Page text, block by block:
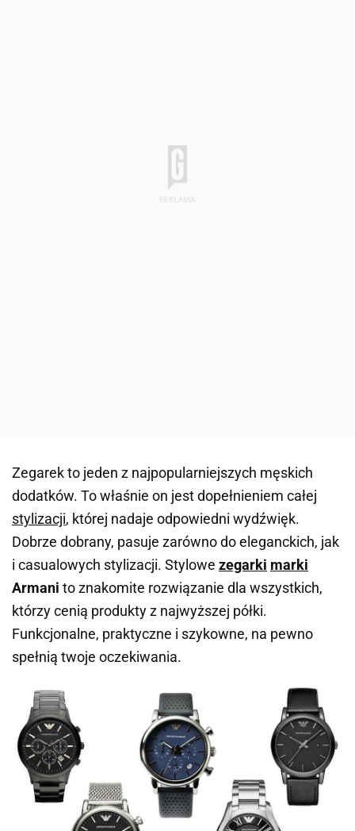
Zegarek to jeden z najpopularniejszych męskich
dodatków. To właśnie on jest dopełnieniem całej
stylizacji, której nadaje odpowiedni wydźwięk.
Dobrze dobrany, pasuje zarówno do eleganckich, jak
i casualowych stylizacji. Stylowe zegarki marki
Armani to znakomite rozwiązanie dla wszystkich,
którzy cenią produkty z najwyższej półki.
Funkcjonalne, praktyczne i szykowne, na pewno
spełnią twoje oczekiwania.